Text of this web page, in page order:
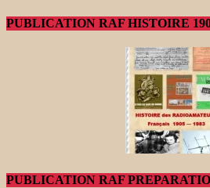
PUBLICATION RAF HISTOIRE
PUBLICATION RAF